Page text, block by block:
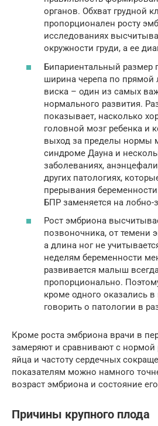
органов. Обхват грудной
пропорционален росту
исследованиях
окружности груди, а ее
Бипариентальный размер
ширина черепа по прямой
виска – один из самых
нормального развития.
показывает, насколько
головной мозг ребенка и
выход за пределы нормы
синдроме Дауна и
заболеваниях,
других патологиях,
прерывания
БПР заменяется на
Рост эмбриона
позвоночника, от темени
а длина ног не
неделям беременности
развивается малыш
пропорционально.
кроме одного оказались
говорить о патологии в
Кроме роста эмбриона врачи в
замеряют и сравнивают с нормой
яйца и частоту сердечных
показателям можно намного
возраст эмбриона и состояние
Причины крупного плода